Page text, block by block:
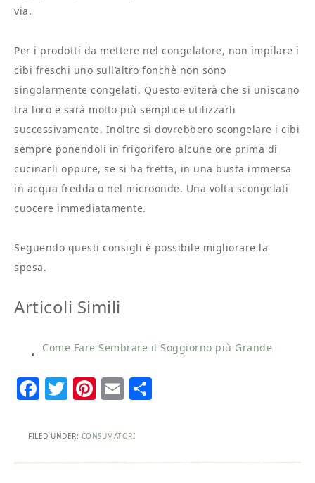
via.
Per i prodotti da mettere nel congelatore, non impilare i
cibi freschi uno sull’altro fonchè non sono
singolarmente congelati. Questo eviterà che si uniscano
tra loro e sarà molto più semplice utilizzarli
successivamente. Inoltre si dovrebbero scongelare i cibi
sempre ponendoli in frigorifero alcune ore prima di
cucinarli oppure, se si ha fretta, in una busta immersa
in acqua fredda o nel microonde. Una volta scongelati
cuocere immediatamente.
Seguendo questi consigli è possibile migliorare la
spesa.
Articoli Simili
Come Fare Sembrare il Soggiorno più Grande
Facebook
Twitter
Pinterest
Email
FILED UNDER: CONSUMATORI